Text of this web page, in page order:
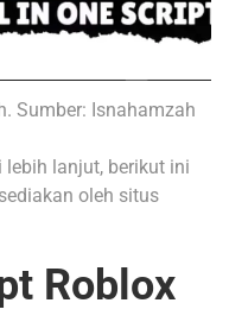
Sumber: Isnahamzah
lanjut, berikut ini
oleh situs
Roblox